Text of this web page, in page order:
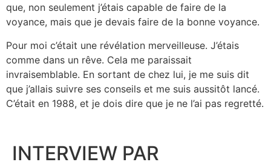
que, non seulement j’étais capable de faire de la
voyance, mais que je devais faire de la bonne voyance.
Pour moi c’était une révélation merveilleuse. J’étais
comme dans un rêve. Cela me paraissait
invraisemblable. En sortant de chez lui, je me suis dit
que j’allais suivre ses conseils et me suis aussitôt lancé.
C’était en 1988, et je dois dire que je ne l’ai pas regretté.
INTERVIEW PAR